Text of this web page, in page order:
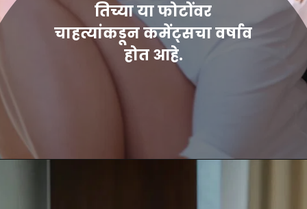
तिच्या या फोटोंवर
चाहत्यांकडून कमेंट्सचा वर्षाव